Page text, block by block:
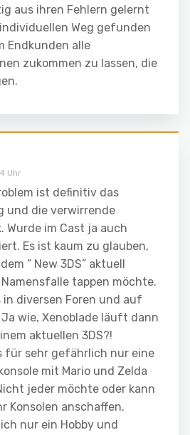
aus ihren Fehlern gelernt
Weg gefunden
Endkunden alle
zukommen zu lassen, die
Uhr
ist definitiv das
und die verwirrende
Wurde im Cast ja auch
Es ist kaum zu glauben,
” New 3DS” aktuell
tappen möchte.
diversen Foren und auf
wie, Xenoblade läuft dann
aktuellen 3DS?!
für sehr gefährlich nur eine
mit Mario und Zelda
jeder möchte oder kann
Konsolen anschaffen.
nur ein Hobby und